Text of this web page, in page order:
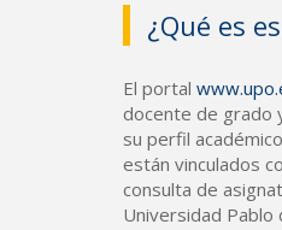
¿Qué es
El portal
docente de grado
su perfil
están vinculados
consulta de
Universidad Pablo